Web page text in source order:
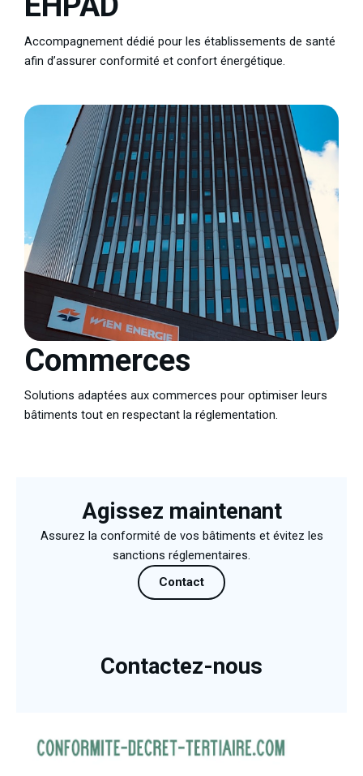
Accompagnement dédié pour les établissements de santé
afin d’assurer conformité et confort énergétique.
Commerces
Solutions adaptées aux commerces pour optimiser leurs
bâtiments tout en respectant la réglementation.
Agissez maintenant
Assurez la conformité de vos bâtiments et évitez les
sanctions réglementaires.
Contact
Contactez-nous